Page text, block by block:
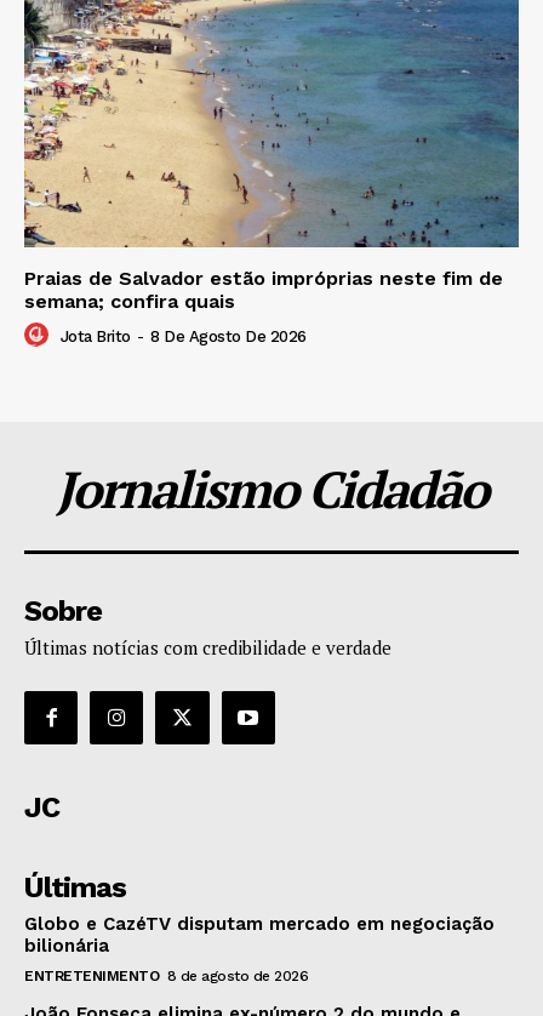
Praias de Salvador estão impróprias neste fim de
semana; confira quais
Jota Brito - 8 De Agosto De 2026
Jornalismo Cidadão
Sobre
Últimas notícias com credibilidade e verdade
JC
Últimas
Globo e CazéTV disputam mercado em negociação
bilionária
ENTRETENIMENTO 8 de agosto de 2026